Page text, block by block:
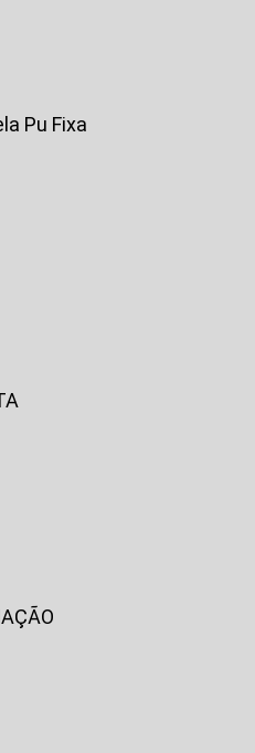
Pu Fixa